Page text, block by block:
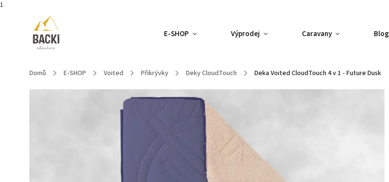
1
E-SHOP Výprodej Caravany Blog
Domů / E-SHOP / Voited / Přikrývky / Deky CloudTouch / Deka Voited CloudTouch 4 v 1 - Future Dusk